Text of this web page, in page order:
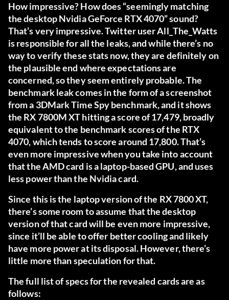
How impressive? How does “seemingly matching
the desktop Nvidia GeForce RTX 4070” sound?
That’s very impressive. Twitter userAll_The_Watts
is responsible for all the leaks, and while there’s no
way to verify these stats now, they are definitely on
the plausible end where expectations are
concerned, so they seem entirely probable. The
benchmark leak comes in the form ofa screenshot
from a 3DMark Time Spy benchmark, and it shows
the RX 7800M XT hitting a score of 17,479, broadly
equivalent to the benchmark scores of the RTX
4070, which tends to score around 17,800. That’s
even more impressive when you take into account
that the AMD card is a laptop-based GPU, and uses
less power than the Nvidia card.
Since this is the laptop version of the RX 7800 XT,
there’s some room to assume that the desktop
version of that card will be even more impressive,
since it’ll be able to offer better cooling and likely
have more power at its disposal. However, there’s
little more than speculation for that.
The full list of specs for the revealed cards are as
follows: